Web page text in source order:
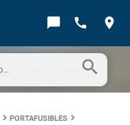
chat_bubble call location_on
search
keyboard_arrow_right PORTAFUSIBLES keyboard_arrow_right